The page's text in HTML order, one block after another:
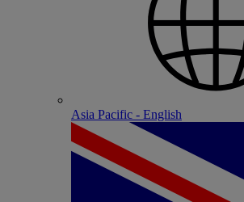
Asia Pacific - English